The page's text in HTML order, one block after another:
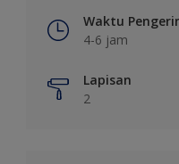
Waktu
4-6 jam
Lapisan
2